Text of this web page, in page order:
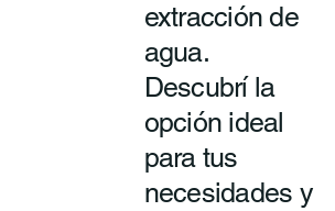
extracción de
agua.
Descubrí la
opción ideal
para tus
necesidades y